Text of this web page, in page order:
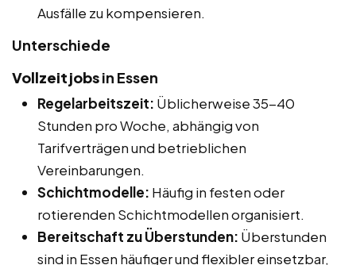
Ausfälle zu kompensieren.
Unterschiede
Vollzeitjobsin Essen
Regelarbeitszeit: Üblicherweise 35-40
Stunden pro Woche, abhängig von
Tarifverträgen und betrieblichen
Vereinbarungen.
Schichtmodelle: Häufig in festen oder
rotierenden Schichtmodellen organisiert.
Bereitschaft zu Überstunden: Überstunden
sind in Essen häufiger und flexibler einsetzbar,